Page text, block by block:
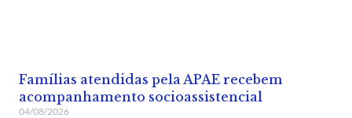
Famílias atendidas pela APAE recebem
acompanhamento socioassistencial
04/08/2026